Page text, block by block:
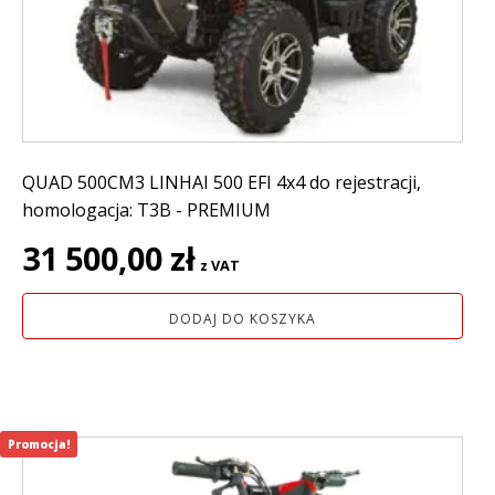
QUAD 500CM3 LINHAI 500 EFI 4x4 do rejestracji,
homologacja: T3B - PREMIUM
31 500,00 zł z VAT
DODAJ DO KOSZYKA
Promocja!